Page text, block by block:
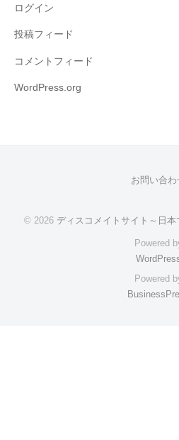
ログイン
投稿フィード
コメントフィード
WordPress.org
お問い合わ
© 2026 ディスコメイトサイト～日
Powered
Powered